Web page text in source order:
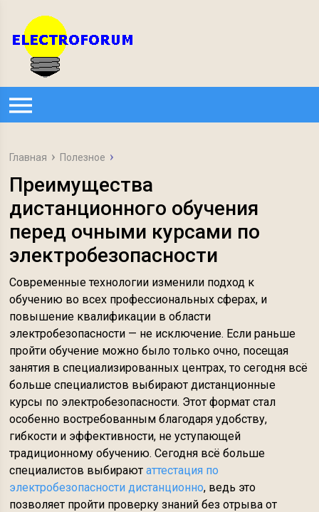
Главная Полезное
Преимущества
дистанционного обучения
перед очными курсами по
электробезопасности
Современные технологии изменили подход к
обучению во всех профессиональных сферах, и
повышение квалификации в области
электробезопасности — не исключение. Если раньше
пройти обучение можно было только очно, посещая
занятия в специализированных центрах, то сегодня всё
больше специалистов выбирают дистанционные
курсы по электробезопасности. Этот формат стал
особенно востребованным благодаря удобству,
гибкости и эффективности, не уступающей
традиционному обучению. Сегодня всё больше
специалистов выбираютаттестация по
электробезопасности дистанционно, ведь это
позволяет пройти проверку знаний без отрыва от